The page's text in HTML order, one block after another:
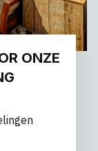
ONZE